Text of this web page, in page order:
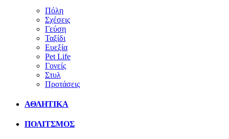
Πόλη
Σχέσεις
Γεύση
Ταξίδι
Ευεξία
Pet Life
Γονείς
Στυλ
Προτάσεις
ΑΘΛΗΤΙΚΑ
ΠΟΛΙΤΣΜΟΣ